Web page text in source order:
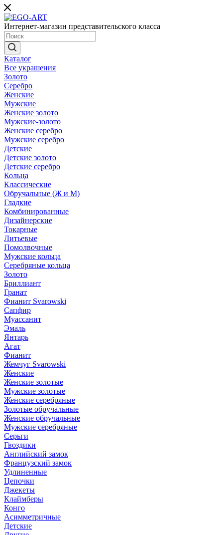
Интернет-магазин представительского класса
Каталог
Все украшения
Золото
Серебро
Женские
Мужские
Женские золото
Мужские-золото
Женские серебро
Мужские серебро
Детские
Детские золото
Детские серебро
Кольца
Классические
Обручальные (Ж и М)
Гладкие
Комбинированные
Дизайнерские
Токарные
Литьевые
Помолвочные
Мужские кольца
Серебряные кольца
Золото
Бриллиант
Гранат
Фианит Svarowski
Сапфир
Муассанит
Эмаль
Янтарь
Агат
Фианит
Жемчуг Svarowski
Женские
Женские золотые
Мужские золотые
Женские серебряные
Золотые обручальные
Женские обручальные
Мужские серебряные
Серьги
Гвоздики
Английский замок
Французский замок
Удлиненные
Цепочки
Джекеты
Клаймберы
Конго
Асимметричные
Детские